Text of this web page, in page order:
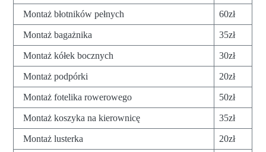
Montaż błotników pełnych 60zł
Montaż bagażnika 35zł
Montaż kółek bocznych 30zł
Montaż podpórki 20zł
Montaż fotelika rowerowego 50zł
Montaż koszyka na kierownicę 35zł
Montaż lusterka 20zł